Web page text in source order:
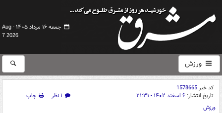
جمعه ۱۶ مرداد ۱۴۰۵ -
Aug
7 2026
ورزش
کد خبر1578665
تاریخ انتشار: ۶ اسفند ۱۴۰۲ - ۲۱:۳۱ ۱ نظر
چاپ
ورزش